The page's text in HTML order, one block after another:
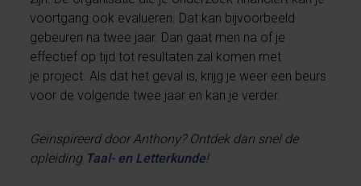
voortgang ook evalueren. Dat kan bijvoorbeeld
gebeuren na twee jaar. Dan gaat men na of je
effectief op tijd tot resultaten zal komen met
je project. Als dat het geval is, krijg je weer een beurs
voor de volgende twee jaar en kan je verder.
Geïnspireerd door Anthony? Ontdek dan snel de
opleiding Taal- en Letterkunde!